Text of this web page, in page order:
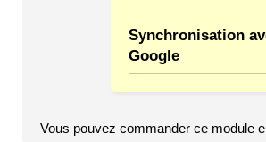
Synchronisation
Google
Vous pouvez commander ce module